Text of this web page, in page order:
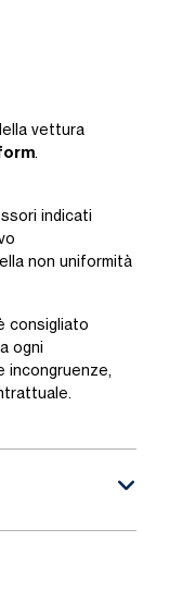
vettura
.
indicati
non uniformità
consigliato
ogni
incongruenze,